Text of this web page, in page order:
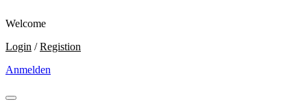
Welcome
Login /Registion
Anmelden